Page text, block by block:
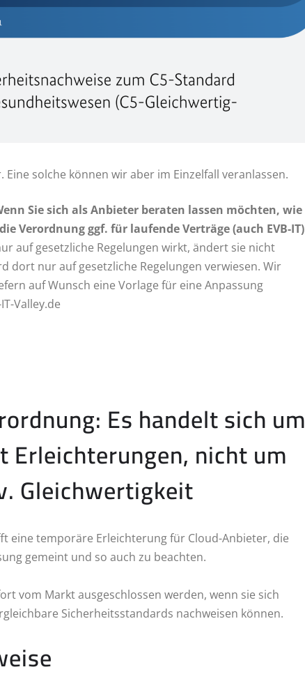
solche können wir aber im Einzelfall veranlassen.
Sie sich als Anbieter beraten lassen möchten, wie
Verordnung ggf. für laufende Verträge (auch EVB-IT)
auf gesetzliche Regelungen wirkt, ändert sie nicht
dort nur auf gesetzliche Regelungen verwiesen. Wir
auf Wunsch eine Vorlage für eine Anpassung
Valley.de
Es handelt sich um
Erleichterungen, nicht um
Gleichwertigkeit
eine temporäre Erleichterung für Cloud-Anbieter, die
gemeint und so auch zu beachten.
vom Markt ausgeschlossen werden, wenn sie sich
Sicherheitsstandards nachweisen können.